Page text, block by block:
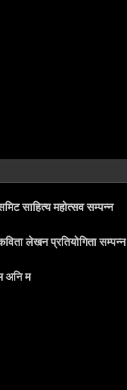
साहित्य महोत्सव सम्पन्न
लेखन प्रतियोगिता सम्पन्न
अनि म